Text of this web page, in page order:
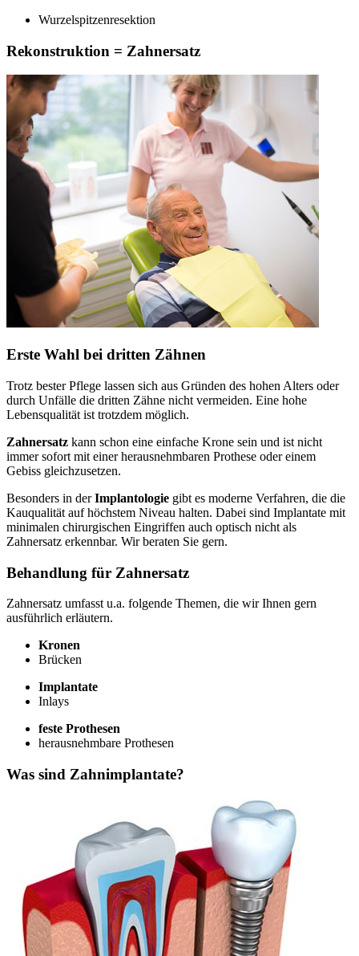
Wurzelspitzenresektion
Rekonstruktion = Zahnersatz
Erste Wahl bei dritten Zähnen
Trotz bester Pflege lassen sich aus Gründen des hohen Alters oder
durch Unfälle die dritten Zähne nicht vermeiden. Eine hohe
Lebensqualität ist trotzdem möglich.
Zahnersatz kann schon eine einfache Krone sein und ist nicht
immer sofort mit einer herausnehmbaren Prothese oder einem
Gebiss gleichzusetzen.
Besonders in derImplantologie gibt es moderne Verfahren, die die
Kauqualität auf höchstem Niveau halten. Dabei sind Implantate mit
minimalen chirurgischen Eingriffen auch optisch nicht als
Zahnersatz erkennbar. Wir beraten Sie gern.
Behandlung für Zahnersatz
Zahnersatz umfasst u.a. folgende Themen, die wir Ihnen gern
ausführlich erläutern.
Kronen
Brücken
Implantate
Inlays
feste Prothesen
herausnehmbare Prothesen
Was sind Zahnimplantate?